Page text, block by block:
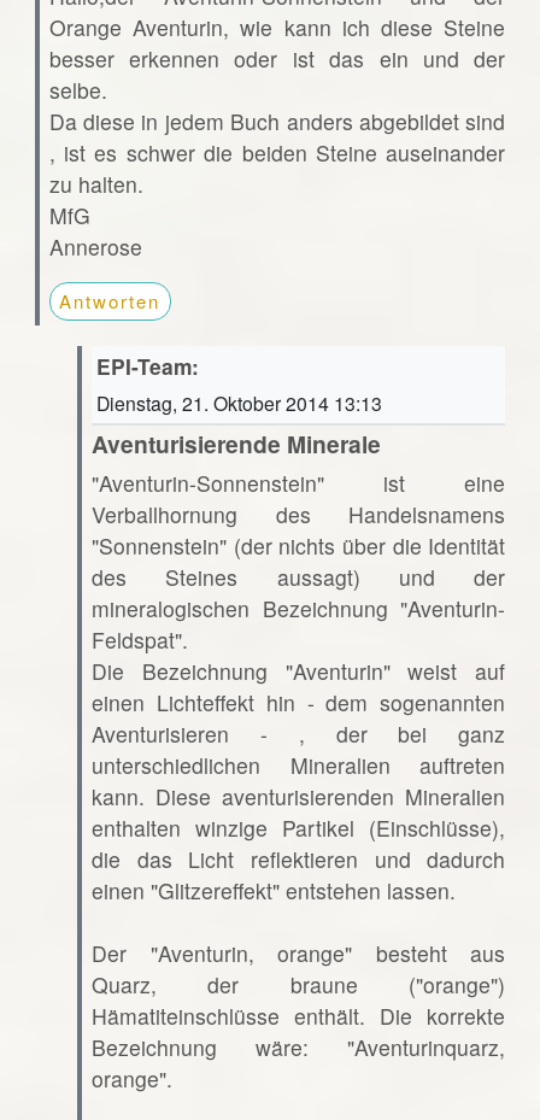
Orange Aventurin, wie kann ich diese Steine
besser erkennen oder ist das ein und der
selbe.
Da diese in jedem Buch anders abgebildet sind
, ist es schwer die beiden Steine auseinander
zu halten.
MfG
Annerose
Antworten
EPI-Team:
Dienstag, 21. Oktober 2014 13:13
Aventurisierende Minerale
"Aventurin-Sonnenstein" ist eine
Verballhornung des Handelsnamens
"Sonnenstein" (der nichts über die Identität
des Steines aussagt) und der
mineralogischen Bezeichnung "Aventurin-
Feldspat".
Die Bezeichnung "Aventurin" weist auf
einen Lichteffekt hin - dem sogenannten
Aventurisieren - , der bei ganz
unterschiedlichen Mineralien auftreten
kann. Diese aventurisierenden Mineralien
enthalten winzige Partikel (Einschlüsse),
die das Licht reflektieren und dadurch
einen "Glitzereffekt" entstehen lassen.
Der "Aventurin, orange" besteht aus
Quarz, der braune ("orange")
Hämatiteinschlüsse enthält. Die korrekte
Bezeichnung wäre: "Aventurinquarz,
orange".